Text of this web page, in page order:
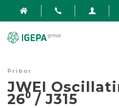
Pribor
JWEI
26⁰ / J315